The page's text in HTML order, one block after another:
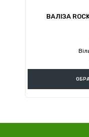
ВАЛІЗА